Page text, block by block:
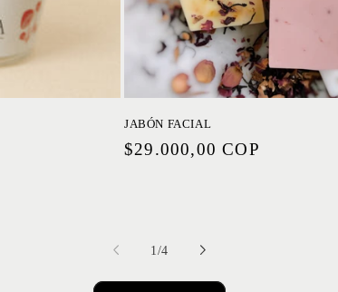
JABÓN FACIAL
Precio
$29.000,00 COP
1/de
4